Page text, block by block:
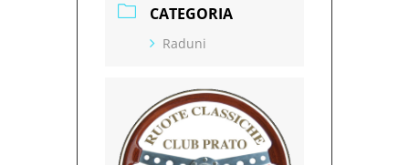
CATEGORIA
Raduni